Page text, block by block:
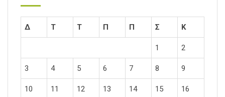
Δ Τ Τ Π Π Σ Κ
1 2
3 4 5 6 7 8 9
10 11 12 13 14 15 16